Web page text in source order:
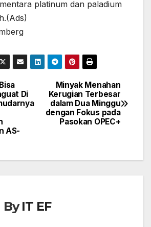
platinum dan paladium
Minyak Menahan
Kerugian Terbesar
dalam Dua Minggu
dengan Fokus pada
Pasokan OPEC+
Di
AS-
ByIT EF